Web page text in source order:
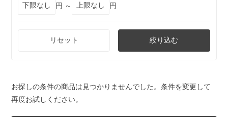
円 ～
円
リセット 絞り込む
お探しの条件の商品は見つかりませんでした。条件を変更して
再度お試しください。